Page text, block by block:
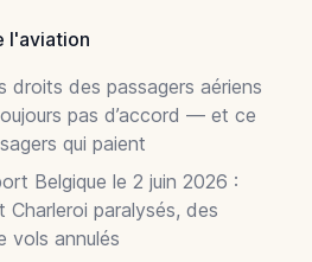
l'aviation
droits des passagers aériens
pas d’accord — et ce
qui paient
Belgique le 2 juin 2026 :
Charleroi paralysés, des
vols annulés